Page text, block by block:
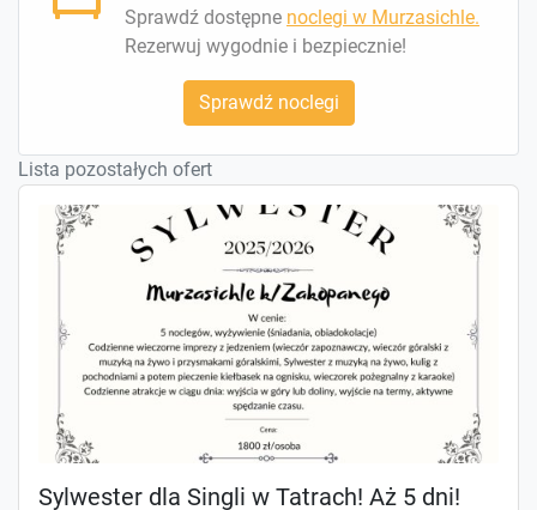
Sprawdź dostępne noclegi w Murzasichle.
Rezerwuj wygodnie i bezpiecznie!
Sprawdź noclegi
Lista pozostałych ofert
Sylwester dla Singli w Tatrach! Aż 5 dni!